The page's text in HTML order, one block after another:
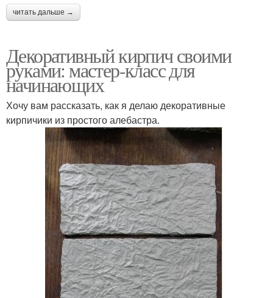
читать дальше →
Декоративный кирпич своими
руками: мастер-класс для
начинающих
Хочу вам рассказать, как я делаю декоративные
кирпичики из простого алебастра.